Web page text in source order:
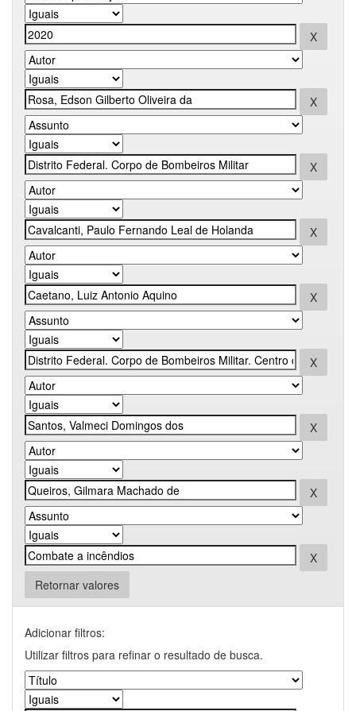
Retornar valores
Adicionar filtros:
Utilizar filtros para refinar o resultado de busca.